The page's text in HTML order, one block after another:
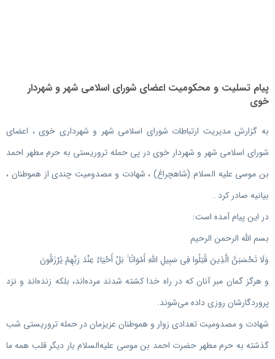
پیام تسلیت و محکومیت اعضای شورای اسلامی شهر و شهردار
خوی
به گزارش مدیریت ارتباطات شورای اسلامی شهر و شهرداری خوی ، اعضای
شورای اسلامی شهر و شهردار خوی در پی حمله تروریستی به حرم مطهر احمد
بن موسی علیه السلام (شاهچراغ) ، شهادت و مصدومیت چندی از هموطنان ،
بیانیه صادر کرد .
در این پیام آمده است:
بسم الله الرحمن الرحیم
وَلَا تَحْسَبَنَّ الَّذِينَ قُتِلُوا فِي سَبِيلِ اللَّهِ أَمْوَاتًا ۚ بَلْ أَحْيَاءٌ عِنْدَ رَبِّهِمْ يُرْزَقُونَ
و هرگز گمان مبر آنان که در راه خدا کشته شدند مرده‌اند، بلکه زنده‌اند و نزد
پروردگارشان روزی داده می‌شوند.
شهادت و مصدومیت تعدادی زوار و هموطنان عزیزمان در حمله تروریستی شب
گذشته به حرم مطهر حضرت احمد بن موسی علیه‌السلام بار دیگر قلب همه ما